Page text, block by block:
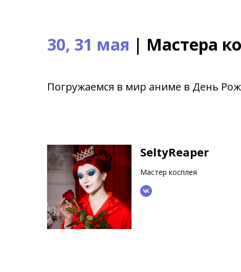
30, 31 мая | Мастера
Погружаемся в мир аниме в День
SeltyReaper
Мастер косплея